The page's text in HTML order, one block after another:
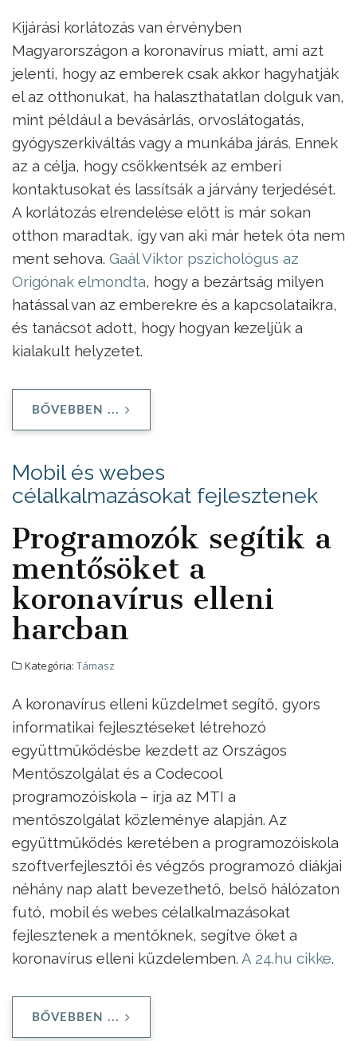
Kijárási korlátozás van érvényben
Magyarországon a koronavírus miatt, ami azt
jelenti, hogy az emberek csak akkor hagyhatják
el az otthonukat, ha halaszthatatlan dolguk van,
mint például a bevásárlás, orvoslátogatás,
gyógyszerkiváltás vagy a munkába járás. Ennek
az a célja, hogy csökkentsék az emberi
kontaktusokat és lassítsák a járvány terjedését.
A korlátozás elrendelése előtt is már sokan
otthon maradtak, így van aki már hetek óta nem
ment sehova. Gaál Viktor pszichológus az
Origónak elmondta, hogy a bezártság milyen
hatással van az emberekre és a kapcsolataikra,
és tanácsot adott, hogy hogyan kezeljük a
kialakult helyzetet.
BŐVEBBEN ...
Mobil és webes
célalkalmazásokat fejlesztenek
Programozók segítik a
mentősöket a
koronavírus elleni
harcban
Kategória: Támasz
A koronavírus elleni küzdelmet segítő, gyors
informatikai fejlesztéseket létrehozó
együttműködésbe kezdett az Országos
Mentőszolgálat és a Codecool
programozóiskola – írja az MTI a
mentőszolgálat közleménye alapján. Az
együttműködés keretében a programozóiskola
szoftverfejlesztői és végzős programozó diákjai
néhány nap alatt bevezethető, belső hálózaton
futó, mobil és webes célalkalmazásokat
fejlesztenek a mentőknek, segítve őket a
koronavírus elleni küzdelemben. A 24.hu cikke.
BŐVEBBEN ...